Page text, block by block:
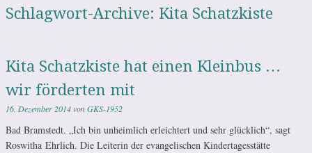
Schlagwort-Archive: Kita Schatzkiste
Kita Schatzkiste hat einen Kleinbus …
wir förderten mit
16. Dezember 2014vonGKS-1952
Bad Bramstedt. „Ich bin unheimlich erleichtert und sehr glücklich“, sagt
Roswitha Ehrlich. Die Leiterin der evangelischen Kindertagesstätte